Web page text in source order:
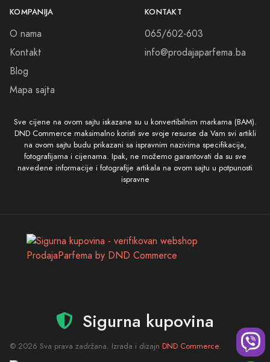
KOMPANIJA
O nama
Kontakt
Blog
Mapa sajta
KONTAKT
065/602-603
info@prodajaparfema.ba
Sve cijene na ovom sajtu iskazane su u konvertibilnim markama (BAM).
DND Commerce maksimalno koristi sve svoje resurse da Vam svi artikli
na ovom sajtu budu prikazani sa ispravnim nazivima specifikacija,
fotografijama i cijenama. Ipak, ne možemo garantovati da su sve
navedene informacije i fotografije artikala na ovom sajtu u potpunosti
ispravne
Sigurna kupovina
© 2026 Sva prava zadržana. Izrada i dizajn DND Commerce.